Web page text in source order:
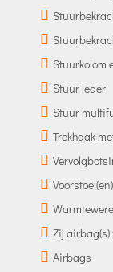
Stuurkolom
Stuur leder
Stuur
Trekhaak
Zij airbag(s)
Airbags